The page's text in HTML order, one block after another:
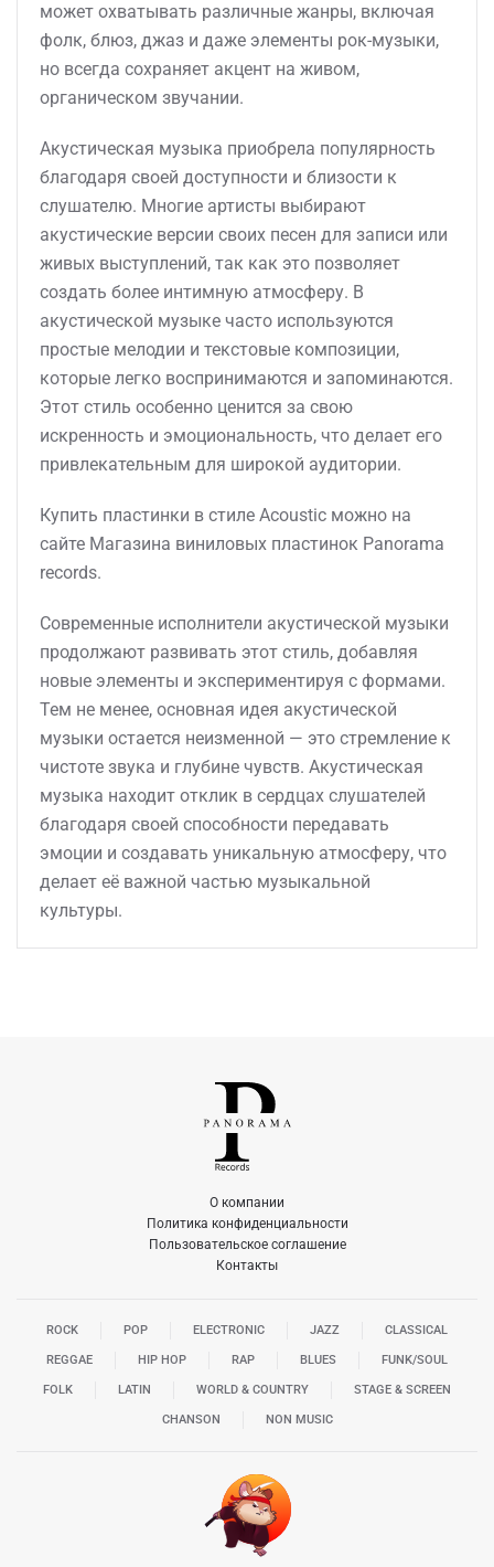
может охватывать различные жанры, включая
фолк, блюз, джаз и даже элементы рок-музыки,
но всегда сохраняет акцент на живом,
органическом звучании.
Акустическая музыка приобрела популярность
благодаря своей доступности и близости к
слушателю. Многие артисты выбирают
акустические версии своих песен для записи или
живых выступлений, так как это позволяет
создать более интимную атмосферу. В
акустической музыке часто используются
простые мелодии и текстовые композиции,
которые легко воспринимаются и запоминаются.
Этот стиль особенно ценится за свою
искренность и эмоциональность, что делает его
привлекательным для широкой аудитории.
Купить пластинки в стиле Acoustic можно на
сайте Магазина виниловых пластинок Panorama
records.
Современные исполнители акустической музыки
продолжают развивать этот стиль, добавляя
новые элементы и экспериментируя с формами.
Тем не менее, основная идея акустической
музыки остается неизменной — это стремление к
чистоте звука и глубине чувств. Акустическая
музыка находит отклик в сердцах слушателей
благодаря своей способности передавать
эмоции и создавать уникальную атмосферу, что
делает её важной частью музыкальной
культуры.
О компании
Политика конфиденциальности
Пользовательское соглашение
Контакты
ROCK POP ELECTRONIC JAZZ CLASSICAL
REGGAE HIP HOP RAP BLUES FUNK/SOUL
FOLK LATIN WORLD & COUNTRY STAGE & SCREEN
CHANSON NON MUSIC